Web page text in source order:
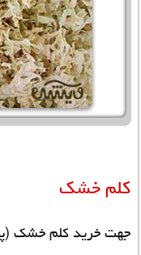
کلم خشک
جهت خرید کلم خشک